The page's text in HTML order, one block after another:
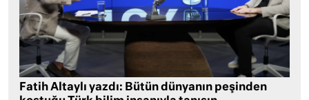
Fatih Altaylı yazdı: Bütün dünyanın peşinden